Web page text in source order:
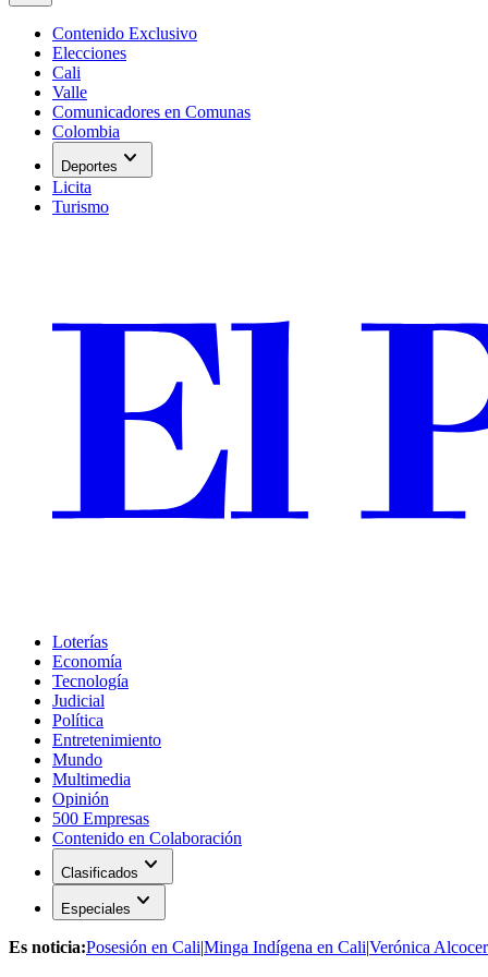
Contenido Exclusivo
Elecciones
Cali
Valle
Comunicadores en Comunas
Colombia
Deportes expand_more
Licita
Turismo
Loterías
Economía
Tecnología
Judicial
Política
Entretenimiento
Mundo
Multimedia
Opinión
500 Empresas
Contenido en Colaboración
Clasificados expand_more
Especiales expand_more
Es noticia:Posesión en Cali|Minga Indígena en Cali|Verónica Alcocer